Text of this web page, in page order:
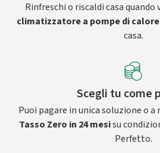
Rinfreschi o riscaldi casa quando
climatizzatore a pompe di calore
casa.
Scegli tu come
Puoi pagare in unica soluzione o
Tasso Zero in 24 mesisu
Perfetto.